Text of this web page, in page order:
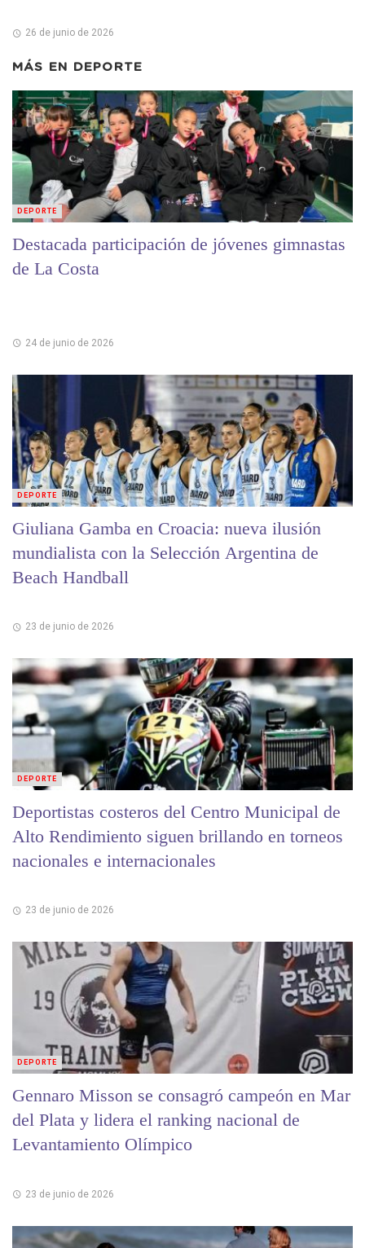
26 de junio de 2026
MÁS EN DEPORTE
Destacada participación de jóvenes gimnastas
de La Costa
24 de junio de 2026
DEPORTE
Giuliana Gamba en Croacia: nueva ilusión
mundialista con la Selección Argentina de
Beach Handball
23 de junio de 2026
DEPORTE
Deportistas costeros del Centro Municipal de
Alto Rendimiento siguen brillando en torneos
nacionales e internacionales
23 de junio de 2026
DEPORTE
Gennaro Misson se consagró campeón en Mar
del Plata y lidera el ranking nacional de
Levantamiento Olímpico
23 de junio de 2026
DEPORTE